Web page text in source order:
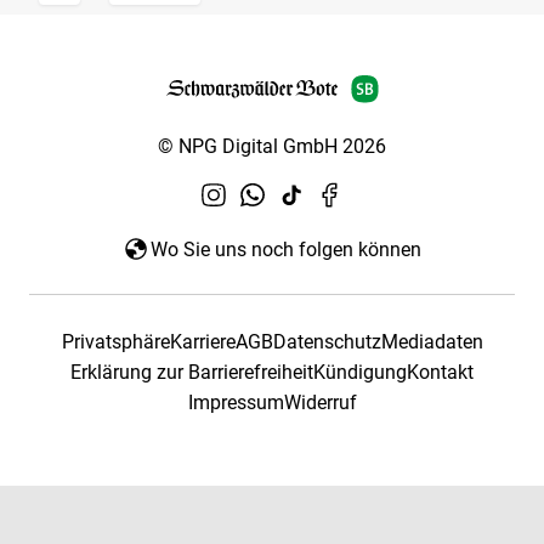
© NPG Digital GmbH 2026
Wo Sie uns noch folgen können
PrivatsphäreKarriereAGBDatenschutzMediadaten
Erklärung zur BarrierefreiheitKündigungKontakt
ImpressumWiderruf